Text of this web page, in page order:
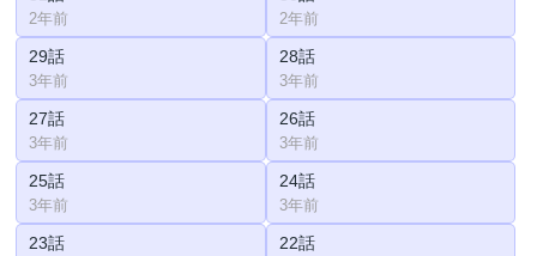
2年前 2年前
29話
3年前
28話
3年前
27話
3年前
26話
3年前
25話
3年前
24話
3年前
23話 22話